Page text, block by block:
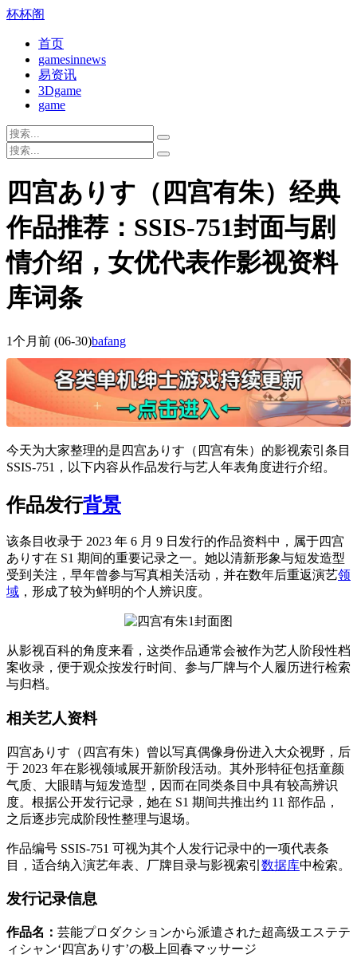
杯杯阁
首页
gamesinnews
易资讯
3Dgame
game
四宫ありす（四宫有朱）经典
作品推荐：SSIS-751封面与剧
情介绍，女优代表作影视资料
库词条
1个月前 (06-30)bafang
今天为大家整理的是四宫ありす（四宫有朱）的影视索引条目
SSIS-751，以下内容从作品发行与艺人年表角度进行介绍。
作品发行背景
该条目收录于 2023 年 6 月 9 日发行的作品资料中，属于四宫
ありす在 S1 期间的重要记录之一。她以清新形象与短发造型
受到关注，早年曾参与写真相关活动，并在数年后重返演艺领
域 ，形成了较为鲜明的个人辨识度。
从影视百科的角度来看，这类作品通常会被作为艺人阶段性档
案收录，便于观众按发行时间、参与厂牌与个人履历进行检索
与归档。
相关艺人资料
四宫ありす（四宫有朱）曾以写真偶像身份进入大众视野，后
于 2023 年在影视领域展开新阶段活动。其外形特征包括童颜
气质、大眼睛与短发造型，因而在同类条目中具有较高辨识
度。根据公开发行记录，她在 S1 期间共推出约 11 部作品，
之后逐步完成阶段性整理与退场。
作品编号 SSIS-751 可视为其个人发行记录中的一项代表条
目，适合纳入演艺年表、厂牌目录与影视索引 数据库中检索。
发行记录信息
作品名： 芸能プロダクションから派遣された超高级エステテ
ィシャン‘四宫ありす’の极上回春マッサージ